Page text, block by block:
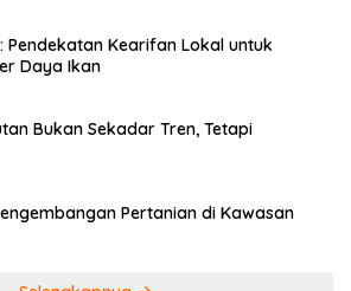
Pendekatan Kearifan Lokal untuk
Daya Ikan
Bukan Sekadar Tren, Tetapi
Pertanian di Kawasan